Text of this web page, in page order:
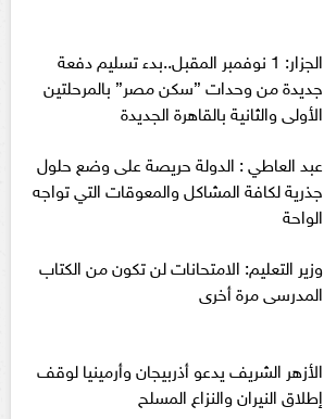
الجزار: 1 نوفمبر المقبل..بدء تسليم دفعة
جديدة من وحدات ”سكن مصر” بالمرحلتين
الأولى والثانية بالقاهرة الجديدة
عبد العاطي : الدولة حريصة على وضع حلول
جذرية لكافة المشاكل والمعوقات التي تواجه
الواحة
وزير التعليم: الامتحانات لن تكون من الكتاب
المدرسى مرة أخرى
الأزهر الشريف يدعو أذربيجان وأرمينيا لوقف
إطلاق النيران والنزاع المسلح